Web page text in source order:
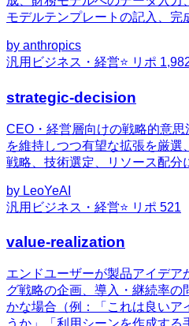
モデルテンプレートの記入、完
by anthropics
汎用 ビジネス・経営⭐ リポ
strategic-decision
CEO・経営層向けの戦略的意
を維持しつつ有望な拡張を厳
戦略、技術選定、リソース配分
by LeoYeAI
汎用 ビジネス・経営⭐ リポ 521
value-realization
エンドユーザーが製品アイデ
グ戦略の企画、導入・継続率
かな場合（例：「これは良いア